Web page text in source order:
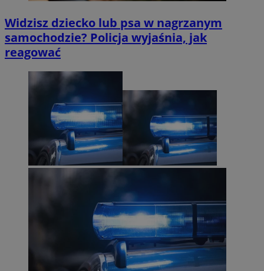
Widzisz dziecko lub psa w nagrzanym
samochodzie? Policja wyjaśnia, jak
reagować